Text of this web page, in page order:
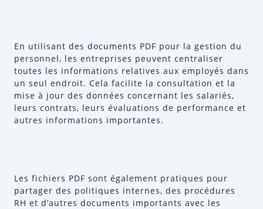
En utilisant des documents PDF pour la gestion du
personnel, les entreprises peuvent centraliser
toutes les informations relatives aux employés dans
un seul endroit. Cela facilite la consultation et la
mise à jour des données concernant les salariés,
leurs contrats, leurs évaluations de performance et
autres informations importantes.
Les fichiers PDF sont également pratiques pour
partager des politiques internes, des procédures
RH et d’autres documents importants avec les